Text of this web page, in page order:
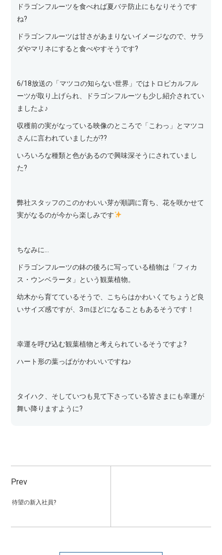
ドラゴンフルーツを食べれば夏バテ防止にもなりそうです
ね?
ドラゴンフルーツは甘さがあまりないイメージなので、サラ
ダやマリネにすると食べやすそうです?
6/18放送の「マツコの知らない世界」ではトロピカルフル
ーツが取り上げられ、ドラゴンフルーツも少し紹介されてい
ましたよ♪
収穫前の実がなっている映像のところで「こわっ」とマツコ
さんに言われていましたが??
いろいろな種類と色があるので興味深そうにされていまし
た?
弊社スタッフのこのかわいい芽が順調に育ち、花を咲かせて
実がなるのが今から楽しみです
ちなみに…
ドラゴンフルーツの鉢の後ろに写っている植物は「フィカ
ス・ウンベラータ」という観葉植物。
幼木から育てているそうで、こちらはかわいくてちょうど良
いサイズ感ですが、3ｍほどになることもあるそうです！
幸運を呼び込む観葉植物と考えられているそうですよ?
ハート形の葉っぱがかわいいですね♪
タイハク、そしていつも見て下さっている皆さまにも幸運が
舞い降りますように?
Prev
待望の新入社員?